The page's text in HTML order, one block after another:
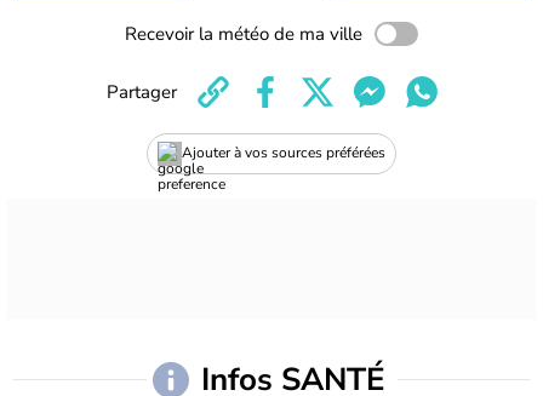
Recevoir la météo de ma ville
Ajouter à vos sources préférées
Partager
Infos SANTÉ